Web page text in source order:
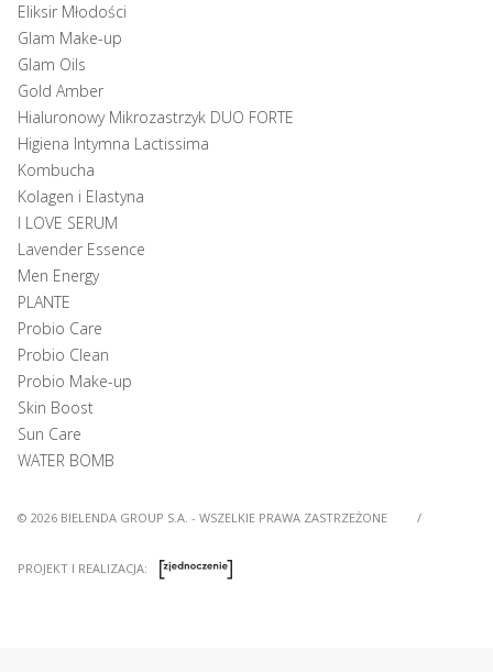
Eliksir Młodości
Glam Make-up
Glam Oils
Gold Amber
Hialuronowy Mikrozastrzyk DUO FORTE
Higiena Intymna Lactissima
Kombucha
Kolagen i Elastyna
I LOVE SERUM
Lavender Essence
Men Energy
PLANTE
Probio Care
Probio Clean
Probio Make-up
Skin Boost
Sun Care
WATER BOMB
© 2026 BIELENDA GROUP S.A. - WSZELKIE PRAWA ZASTRZEŻONE /
PROJEKT I REALIZACJA: